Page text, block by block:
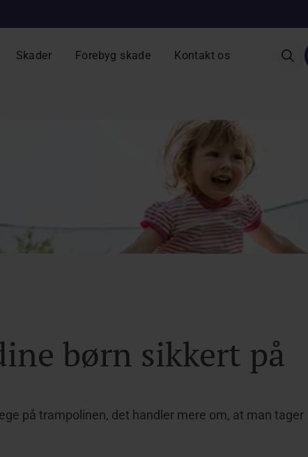
Skader Forebyg skade Kontakt os
børn sikkert på
på trampolinen, det handler mere om, at man tager